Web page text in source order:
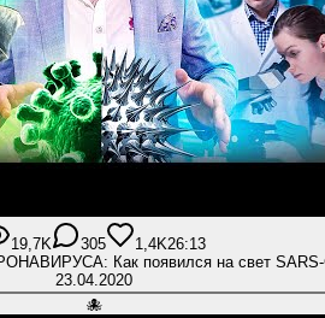
19,7K 305 1,4K26:13
Как появился на свет SARS-
23.04.2020
🐙